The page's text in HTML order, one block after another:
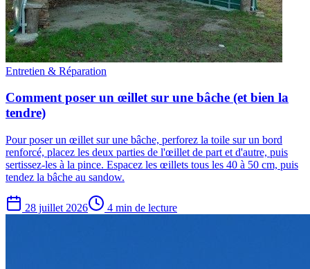
Entretien & Réparation
Comment poser un œillet sur une bâche (et bien la
tendre)
Pour poser un œillet sur une bâche, perforez la toile sur un bord
renforcé, placez les deux parties de l'œillet de part et d'autre, puis
sertissez-les à la pince. Espacez les œillets tous les 40 à 50 cm, puis
tendez la bâche au sandow.
28 juillet 2026 4 min de lecture